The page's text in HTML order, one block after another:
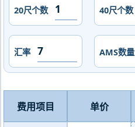
20尺个数 40尺个数
汇率 AMS数量
费用项目 单价